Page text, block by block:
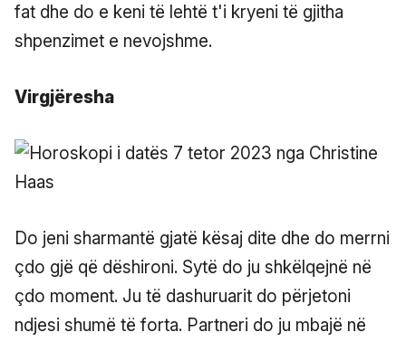
fat dhe do e keni të lehtë t'i kryeni të gjitha
shpenzimet e nevojshme.
Virgjëresha
Do jeni sharmantë gjatë kësaj dite dhe do merrni
çdo gjë që dëshironi. Sytë do ju shkëlqejnë në
çdo moment. Ju të dashuruarit do përjetoni
ndjesi shumë të forta. Partneri do ju mbajë në